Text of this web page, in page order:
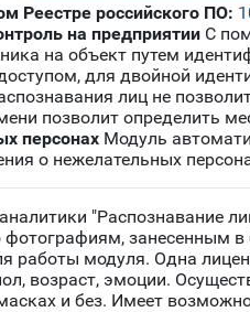
Реестре российского ПО:
на предприятии С
на объект путем
для двойной
лиц не
позволит определить
персонах Модуль
о нежелательных
"Распознавание
фотографиям, занесенным
работы модуля. Одна
возраст, эмоции.
и без. Имеет